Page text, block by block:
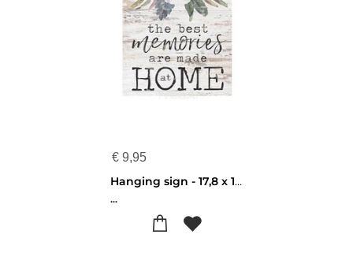
€ 9,95
Hanging sign - 17,8 x 17,8 cm - The best memories are made at home - 656200337776
...